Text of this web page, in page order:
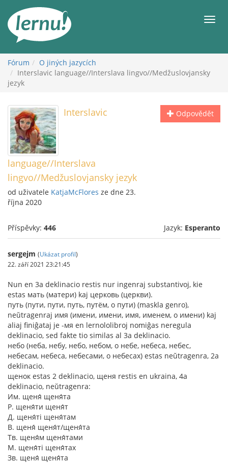
obsahu
Fórum
O jiných jazycích
Interslavic language//Interslava lingvo//Medžuslovjansky
jezyk
Odpovědět
Interslavic
language//Interslava
lingvo//Medžuslovjansky jezyk
od uživatele KatjaMcFlores ze dne 23.
října 2020
Příspěvky: 446 Jazyk: Esperanto
sergejm (Ukázat profil)
22. září 2021 23:21:45
Nun en 3a deklinacio restis nur ingenraj substantivoj, kie
estas мать (матери) kaj церковь (церкви).
путь (пути, пути, путь, путём, о пути) (maskla genro),
neŭtragenraj имя (имени, имени, имя, именем, о имени) kaj
aliaj finiĝataj je -мя en lernololibroj nomiĝas neregula
deklinacio, sed fakte tio similas al 3a deklinacio.
небо (неба, небу, небо, небом, о небе, небеса, небес,
небесам, небеса, небесами, о небесах) estas neŭtragenra, 2a
deklinacio.
щенок estas 2 deklinacio, щеня restis en ukraina, 4a
deklinacio, neŭtragenra:
Им. щеня́ щеня́та
Р. щеня́ти щеня́т
Д. щеня́ті щеня́там
В. щеня́ щеня́т/щеня́та
Тв. щеня́м щеня́тами
М. щеня́ті щеня́тах
Зв. щеня́ щеня́та